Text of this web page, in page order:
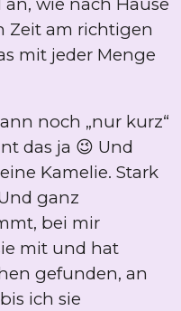
Zeit am richtigen
mit jeder Menge
noch „nur kurz“
das ja 😉 Und
Kamelie. Stark
ganz
bei mir
mit und hat
gefunden, an
ich sie